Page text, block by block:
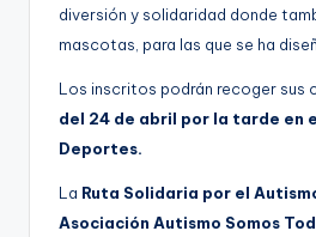
diversión y solidaridad donde
mascotas, para las que se ha
Los inscritos podrán recoger sus
del 24 de abril por la tarde en
Deportes.
La Ruta Solidaria por el
Asociación Autismo Somos